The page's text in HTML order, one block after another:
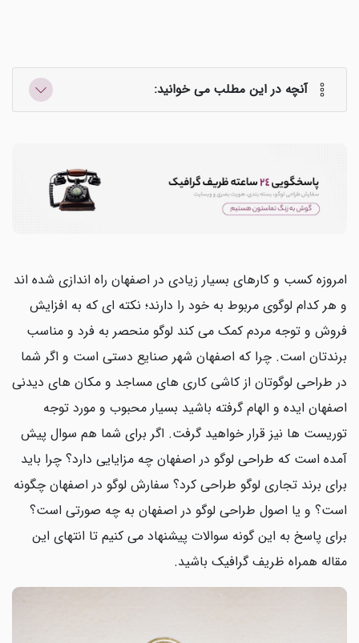
آنچه در این مطلب می خوانید:
امروزه کسب و کارهای بسیار زیادی در اصفهان راه اندازی شده اند
و هر کدام لوگوی مربوط به خود را دارند؛ نکته ای که به افزایش
فروش و توجه مردم کمک می کند لوگو منحصر به فرد و مناسب
برندتان است. چرا که اصفهان شهر صنایع دستی است و اگر شما
در طراحی لوگوتان از کاشی کاری های مساجد و مکان های دیدنی
اصفهان ایده و الهام گرفته باشید بسیار محبوب و مورد توجه
توریست ها نیز قرار خواهید گرفت. اگر برای شما هم سوال پیش
آمده است که طراحی لوگو در اصفهان چه مزایایی دارد؟ چرا باید
برای برند تجاری لوگو طراحی کرد؟ سفارش لوگو در اصفهان چگونه
است؟ و یا اصول طراحی لوگو در اصفهان به چه صورتی است؟
برای پاسخ به این گونه سوالات پیشنهاد می کنیم تا انتهای این
مقاله همراه ظریف گرافیک باشید.